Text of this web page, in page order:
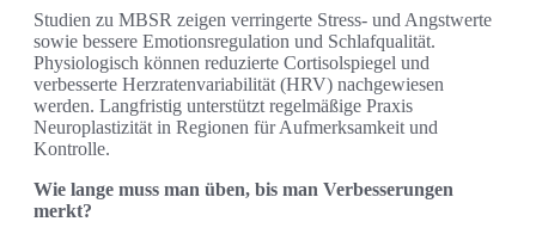
Studien zu MBSR zeigen verringerte Stress- und Angstwerte
sowie bessere Emotionsregulation und Schlafqualität.
Physiologisch können reduzierte Cortisolspiegel und
verbesserte Herzratenvariabilität (HRV) nachgewiesen
werden. Langfristig unterstützt regelmäßige Praxis
Neuroplastizität in Regionen für Aufmerksamkeit und
Kontrolle.
Wie lange muss man üben, bis man Verbesserungen
merkt?